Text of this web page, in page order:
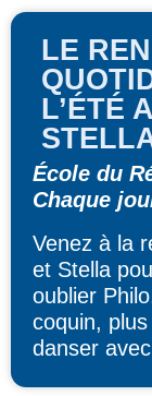
LE
L’ÉTÉ
École du
Chaque
Venez à la
et Stella
oublier
coquin,
danser